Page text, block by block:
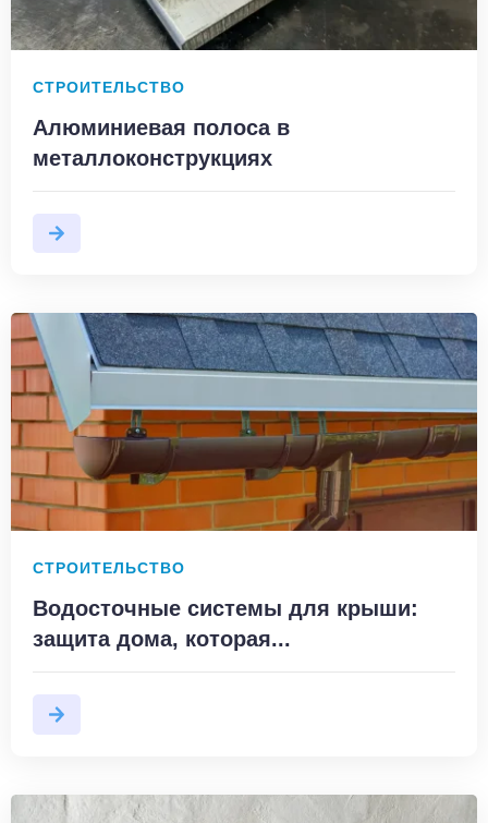
СТРОИТЕЛЬСТВО
Алюминиевая полоса в
металлоконструкциях
СТРОИТЕЛЬСТВО
Водосточные системы для крыши:
защита дома, которая...